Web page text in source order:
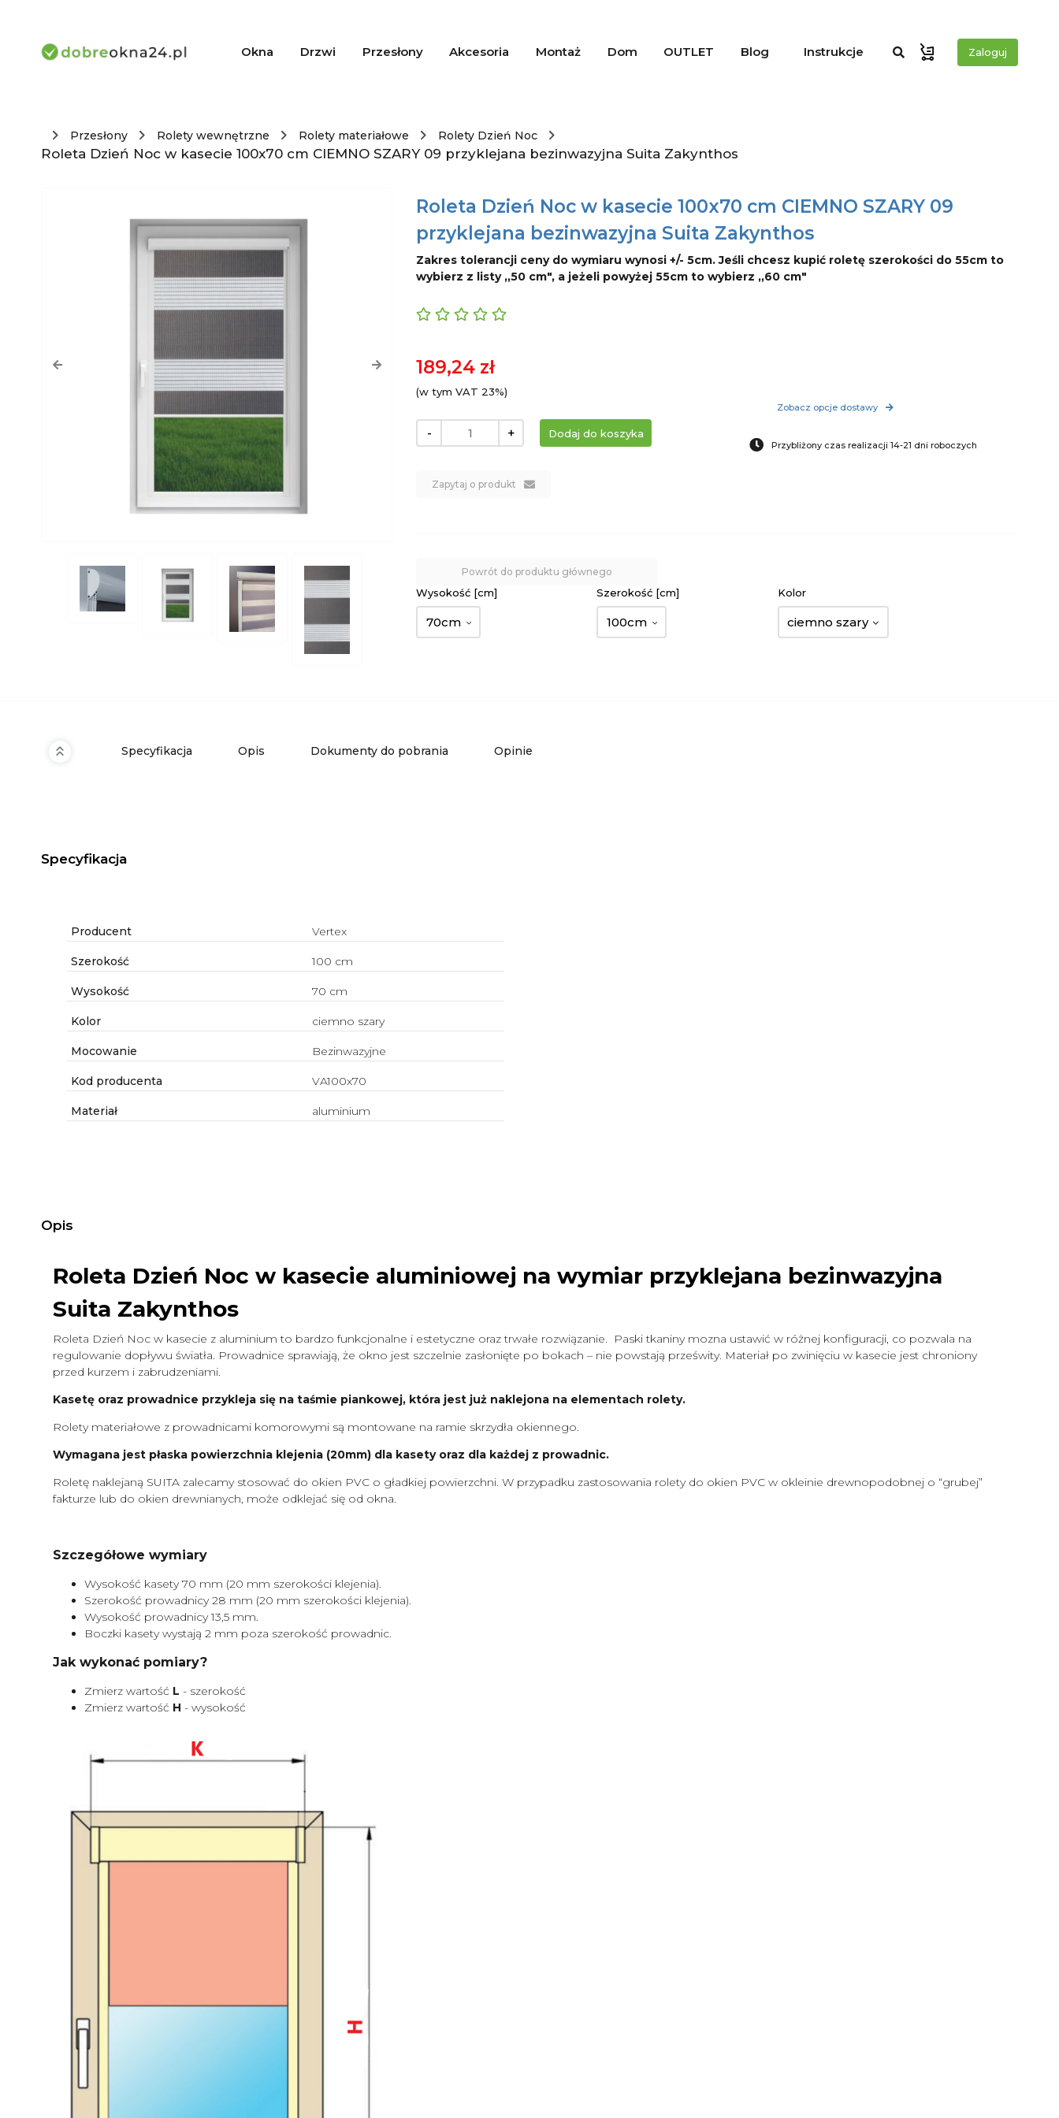
Okna Drzwi Przesłony Akcesoria Montaż Dom OUTLET Blog Instrukcje Zaloguj
Przesłony Rolety wewnętrzne Rolety materiałowe Rolety Dzień Noc
Roleta Dzień Noc w kasecie 100x70 cm CIEMNO SZARY 09 przyklejana bezinwazyjna Suita Zakynthos
Roleta Dzień Noc w kasecie 100x70 cm CIEMNO SZARY 09
przyklejana bezinwazyjna Suita Zakynthos
Zakres tolerancji ceny do wymiaru wynosi +/- 5cm. Jeśli chcesz kupić roletę szerokości do 55cm to
wybierz z listy ,,50 cm", a jeżeli powyżej 55cm to wybierz ,,60 cm"
189,24 zł
(w tym VAT 23%)
- +
Zapytaj o produkt
Zobacz opcje dostawy
Przybliżony czas realizacji 14-21 dni roboczych
Powrót do produktu głównego
Wysokość [cm]
70cm
Szerokość [cm]
100cm
Kolor
ciemno szary
Specyfikacja Opis Dokumenty do pobrania Opinie
Specyfikacja
Producent Vertex
Szerokość 100 cm
Wysokość 70 cm
Kolor ciemno szary
Mocowanie Bezinwazyjne
Kod producenta VA100x70
Materiał aluminium
Opis
Roleta Dzień Noc w kasecie aluminiowej na wymiar przyklejana bezinwazyjna
Suita Zakynthos
Roleta Dzień Noc w kasecie z aluminium to bardzo funkcjonalne i estetyczne oraz trwałe rozwiązanie. Paski tkaniny mozna ustawić w różnej konfiguracji, co pozwala na
regulowanie dopływu światła. Prowadnice sprawiają, że okno jest szczelnie zasłonięte po bokach – nie powstają prześwity. Materiał po zwinięciu w kasecie jest chroniony
przed kurzem i zabrudzeniami.
Kasetę oraz prowadnice przykleja się na taśmie piankowej, która jest już naklejona na elementach rolety.
Rolety materiałowe z prowadnicami komorowymi są montowane na ramie skrzydła okiennego.
Wymagana jest płaska powierzchnia klejenia (20mm) dla kasety oraz dla każdej z prowadnic.
Roletę naklejaną SUITA zalecamy stosować do okien PVC o gładkiej powierzchni. W przypadku zastosowania rolety do okien PVC w okleinie drewnopodobnej o “grubej”
fakturze lub do okien drewnianych, może odklejać się od okna.
Szczegółowe wymiary
Wysokość kasety 70 mm (20 mm szerokości klejenia).
Szerokość prowadnicy 28 mm (20 mm szerokości klejenia).
Wysokość prowadnicy 13,5 mm.
Boczki kasety wystają 2 mm poza szerokość prowadnic.
Jak wykonać pomiary?
Zmierz wartość L - szerokość
Zmierz wartość H - wysokość